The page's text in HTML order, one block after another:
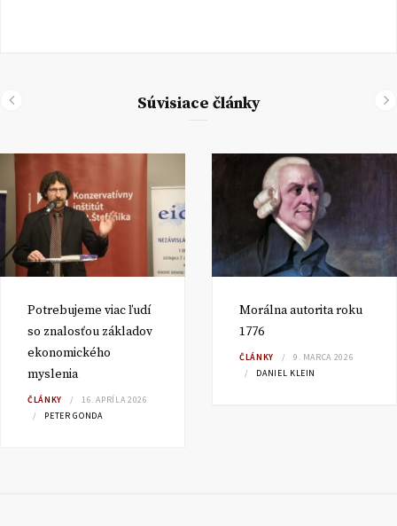
Súvisiace články
Potrebujeme viac ľudí
so znalosťou základov
ekonomického
myslenia
ČLÁNKY
16. APRÍLA 2026
PETER GONDA
Morálna autorita roku
1776
ČLÁNKY
9. MARCA 2026
DANIEL KLEIN